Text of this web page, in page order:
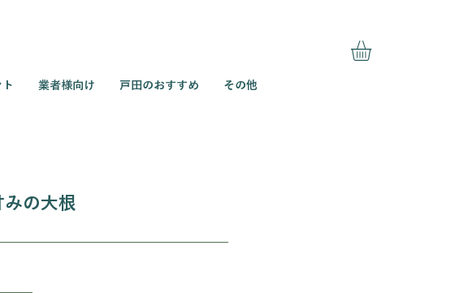
業者様向け 戸田のおすすめ その他
の大根